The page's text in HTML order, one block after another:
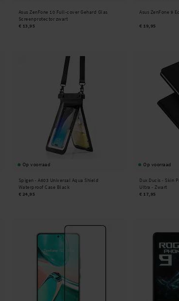
Asus ZenFone 10 Full-cover Gehard Glas
Screenprotector zwart
€ 13,95
Asus ZenFone 9
€ 19,95
Op voorraad
Spigen -A603 Universal Aqua Shield
Waterproof Case Black
€ 24,95
Op voorraad
Dux Ducis - Skin
Ultra - Zwart
€ 17,95